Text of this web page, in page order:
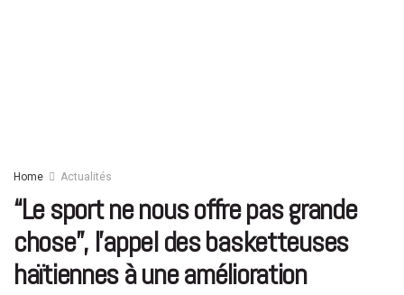
Home Actualités
“Le sport ne nous offre pas grande
chose”, l’appel des basketteuses
haïtiennes à une amélioration